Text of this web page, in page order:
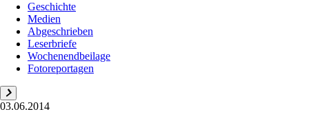
Geschichte
Medien
Abgeschrieben
Leserbriefe
Wochenendbeilage
Fotoreportagen
03.06.2014